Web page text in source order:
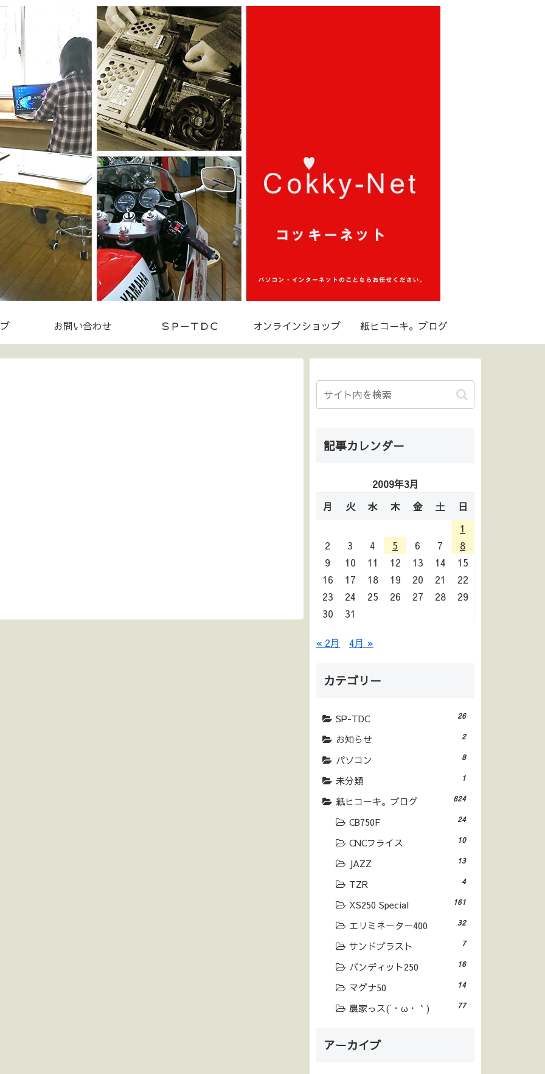
お問い合わせ ＳＰ－ＴＤＣ オンラインショップ 紙ヒコーキ。ブログ
記事カレンダー
2009年3月
月
火 水 木 金 土
日
1
2
3 4 5 6 7
8
9
10 11 12 13 14
15
16
17 18 19 20 21
22
23
24 25 26 27 28
29
30
31
« 2月 4月 »
カテゴリー
SP-TDC 26
お知らせ 2
パソコン 8
未分類 1
紙ヒコーキ。ブログ 824
CB750F 24
CNCフライス 10
JAZZ 13
TZR 4
XS250 Special 161
エリミネーター400 32
サンドブラスト 7
バンディット250 16
マグナ50 14
農家っス(´・ω・｀) 77
アーカイブ